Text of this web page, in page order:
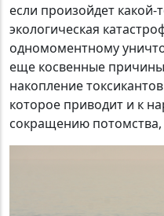
если произойдет какой-
экологическая
одномоментному
еще косвенные
накопление
которое приводит и к
сокращению потомства,